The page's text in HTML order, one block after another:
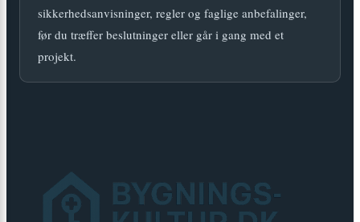
sikkerhedsanvisninger, regler og faglige anbefalinger,
før du træffer beslutninger eller går i gang med et
projekt.